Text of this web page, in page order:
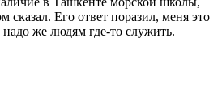
сказал. Его ответ поразил, меня это
надо же людям где-то служить.